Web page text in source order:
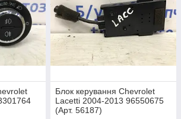
Блок керування Chevrolet
Lacetti 2004-2013 96550675
(Арт. 56187)